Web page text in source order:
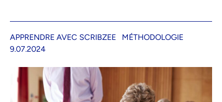
APPRENDRE AVEC SCRIBZEE
MÉTHODOLOGIE
9.07.2024